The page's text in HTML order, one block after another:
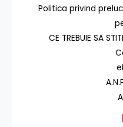
Politica privind
CE TREBUIE SA